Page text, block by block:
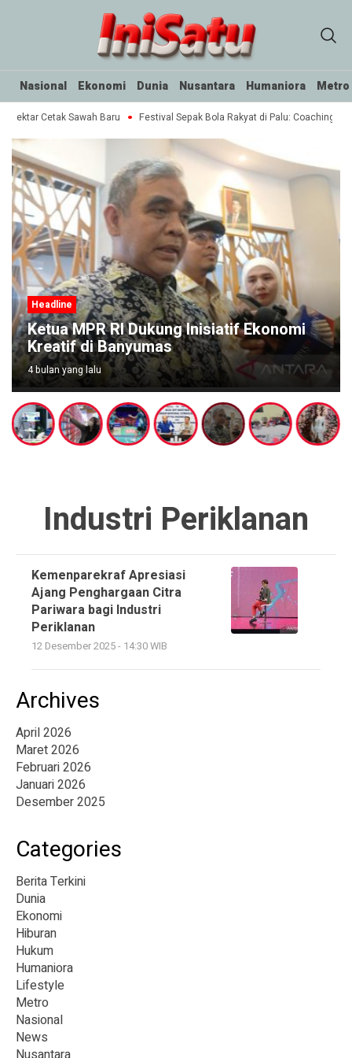
Nasional Ekonomi Dunia Nusantara Humaniora Metro
Cetak Sawah Baru Festival Sepak Bola Rakyat di Palu: Coaching
Headline
Ketua MPR RI Dukung Inisiatif Ekonomi
Kreatif di Banyumas
4 bulan yang lalu
Industri Periklanan
Kemenparekraf Apresiasi
Ajang Penghargaan Citra
Pariwara bagi Industri
Periklanan
12 Desember 2025 - 14:30 WIB
Archives
April 2026
Maret 2026
Februari 2026
Januari 2026
Desember 2025
Categories
Berita Terkini
Dunia
Ekonomi
Hiburan
Hukum
Humaniora
Lifestyle
Metro
Nasional
News